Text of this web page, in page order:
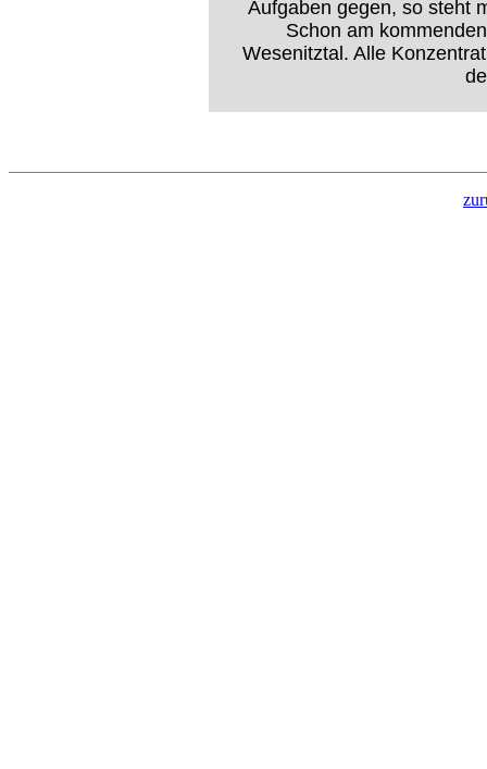
Aufgaben gegen, so steht
Schon am
Wesenitztal. Alle